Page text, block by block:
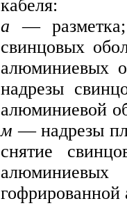
кабеля:
а—
свинцовых
алюминиевых
надрезы
алюминиевой
м— надрезы
снятие
алюминие­вых